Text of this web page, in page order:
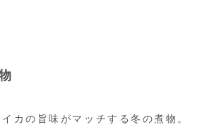
カの旨味がマッチする冬の煮物。